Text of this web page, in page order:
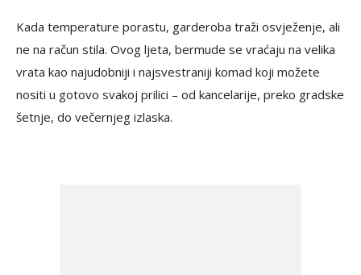
Kada temperature porastu, garderoba traži osvježenje, ali
ne na račun stila. Ovog ljeta, bermude se vraćaju na velika
vrata kao najudobniji i najsvestraniji komad koji možete
nositi u gotovo svakoj prilici – od kancelarije, preko gradske
šetnje, do večernjeg izlaska.